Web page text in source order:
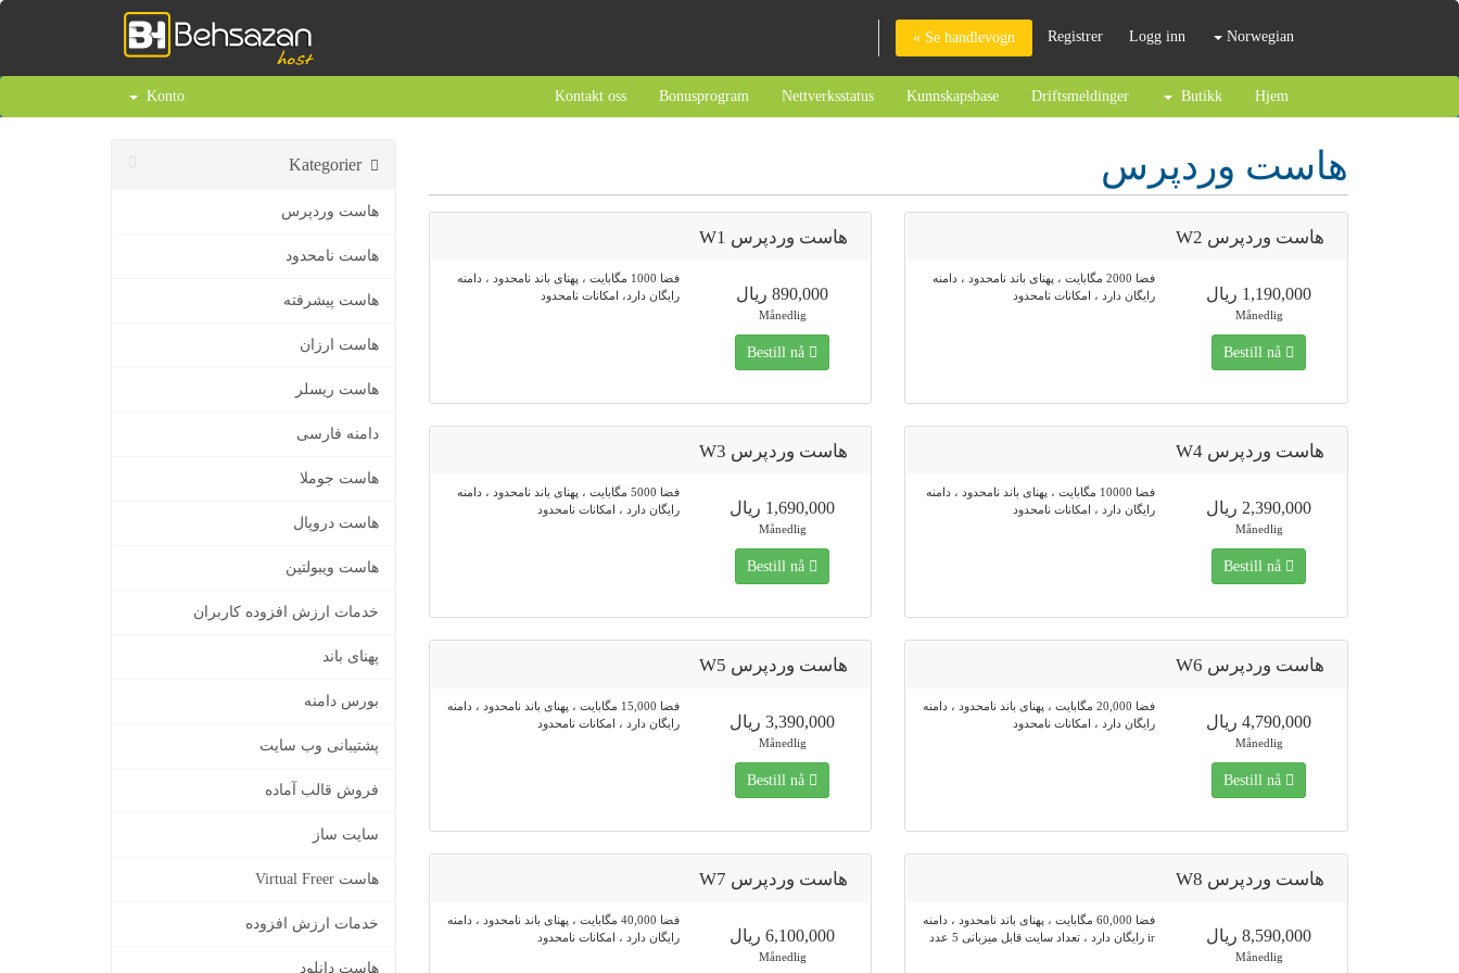
Norwegian
Logg inn
Registrer
Se handlevogn »
Hjem
Butikk
Driftsmeldinger
Kunnskapsbase
Nettverksstatus
Bonusprogram
Kontakt oss
Konto
Kategorier
هاست وردپرس
هاست نامحدود
هاست پیشرفته
هاست ارزان
هاست ریسلر
دامنه فارسی
هاست جوملا
هاست دروپال
هاست ویبولتین
خدمات ارزش افزوده کاربران
پهنای باند
بورس دامنه
پشتیبانی وب سایت
فروش قالب آماده
سایت ساز
هاست Virtual Freer
خدمات ارزش افزوده
هاست دانلود
هاست وردپرس
هاست وردپرس W1
فضا 1000 مگابایت ، پهنای باند نامحدود ، دامنه
رایگان دارد، امکانات نامحدود
890,000 ریال
Månedlig
هاست وردپرس W2
فضا 2000 مگابایت ، پهنای باند نامحدود ، دامنه
رایگان دارد ، امکانات نامحدود
1,190,000 ریال
Månedlig
هاست وردپرس W3
فضا 5000 مگابایت ، پهنای باند نامحدود ، دامنه
رایگان دارد ، امکانات نامحدود
1,690,000 ریال
Månedlig
هاست وردپرس W4
فضا 10000 مگابایت ، پهنای باند نامحدود ، دامنه
رایگان دارد ، امکانات نامحدود
2,390,000 ریال
Månedlig
هاست وردپرس W5
فضا 15,000 مگابایت ، پهنای باند نامحدود ، دامنه
رایگان دارد ، امکانات نامحدود
3,390,000 ریال
Månedlig
هاست وردپرس W6
فضا 20,000 مگابایت ، پهنای باند نامحدود ، دامنه
رایگان دارد ، امکانات نامحدود
4,790,000 ریال
Månedlig
هاست وردپرس W7
فضا 40,000 مگابایت ، پهنای باند نامحدود ، دامنه
رایگان دارد ، امکانات نامحدود
6,100,000 ریال
Månedlig
هاست وردپرس W8
فضا 60,000 مگابایت ، پهنای باند نامحدود ، دامنه
ir رایگان دارد ، تعداد سایت قابل میزبانی 5 عدد
8,590,000 ریال
Månedlig